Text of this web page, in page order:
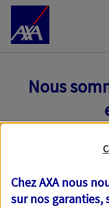
Accéder au Contenu
Nous
Chez AXA nous
sur nos garanties,